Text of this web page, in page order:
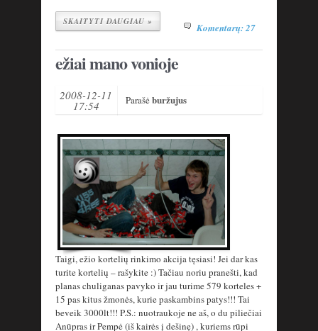
SKAITYTI DAUGIAU » Komentarų: 27
ežiai mano vonioje
2008-12-11
17:54 Parašėburžujus
Taigi, ežio kortelių rinkimo akcija tęsiasi! Jei dar kas
turite kortelių – rašykite :) Tačiau noriu pranešti, kad
planas chuliganas pavyko ir jau turime 579 korteles +
15 pas kitus žmonės, kurie paskambins patys!!! Tai
beveik 3000lt!!! P.S.: nuotraukoje ne aš, o du piliečiai
Anūpras ir Pempė (iš kairės į dešinę) , kuriems rūpi